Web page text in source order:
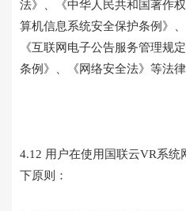
法》、《中华人民共和国著作
算机信息系统安全保护条例》
《互联网电子公告服务管理规
条例》、《网络安全法》等法律
4.12 用户在使用国联云VR系统
下原则：